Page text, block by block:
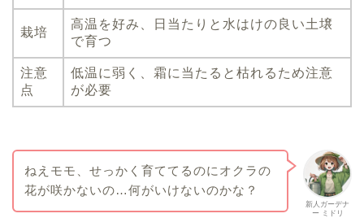
栽培
高温を好み、日当たりと水はけの良い土壌
で育つ
注意
点
低温に弱く、霜に当たると枯れるため注意
が必要
新人ガーデナ
ー ミドリ
ねえモモ、せっかく育ててるのにオクラの
花が咲かないの…何がいけないのかな？